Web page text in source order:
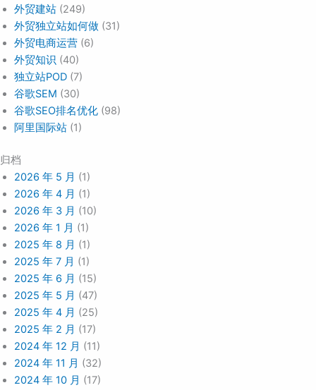
外贸建站 (249)
外贸独立站如何做 (31)
外贸电商运营 (6)
外贸知识 (40)
独立站POD (7)
谷歌SEM (30)
谷歌SEO排名优化 (98)
阿里国际站 (1)
归档
2026 年 5 月 (1)
2026 年 4 月 (1)
2026 年 3 月 (10)
2026 年 1 月 (1)
2025 年 8 月 (1)
2025 年 7 月 (1)
2025 年 6 月 (15)
2025 年 5 月 (47)
2025 年 4 月 (25)
2025 年 2 月 (17)
2024 年 12 月 (11)
2024 年 11 月 (32)
2024 年 10 月 (17)